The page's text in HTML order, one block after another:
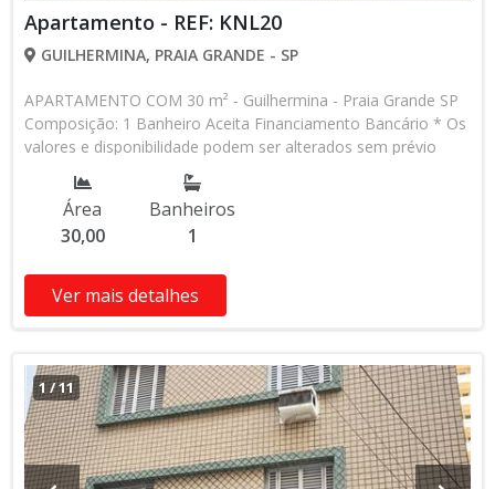
Apartamento - REF: KNL20
GUILHERMINA, PRAIA GRANDE - SP
APARTAMENTO COM 30 m² - Guilhermina - Praia Grande SP
Composição: 1 Banheiro Aceita Financiamento Bancário * Os
valores e disponibilidade podem ser alterados sem prévio
aviso. Favor verificar entrando em contato com nossa equipe
Área
30,00
Banheiros
1
Ver mais detalhes
1/11